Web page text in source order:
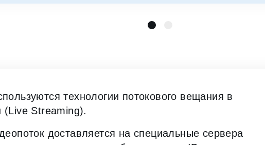
технологии потокового вещания в
(Live Streaming).
доставляется на специальные сервера